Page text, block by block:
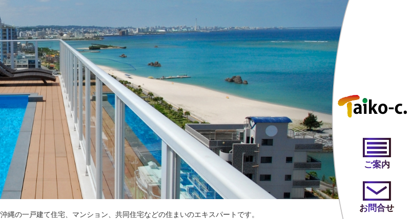
ご案内
お問合せ
縄の一戸建て住宅、マンション、共同住宅などの住まいのエキスパートです。